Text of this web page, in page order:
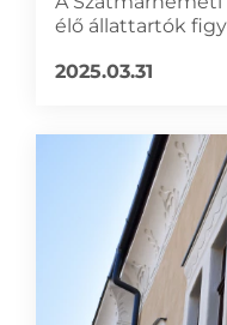
élő állattartók
2025.03.31